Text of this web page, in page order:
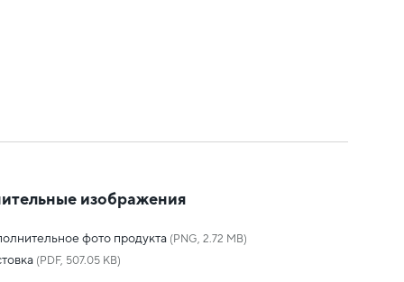
изображения
фото продукта (PNG, 2.72 MB)
(PDF, 507.05 KB)